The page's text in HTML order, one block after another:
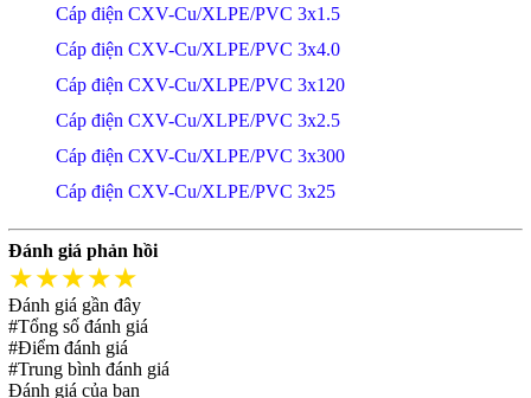
Cáp điện CXV-Cu/XLPE/PVC 3x1.5
Cáp điện CXV-Cu/XLPE/PVC 3x4.0
Cáp điện CXV-Cu/XLPE/PVC 3x120
Cáp điện CXV-Cu/XLPE/PVC 3x2.5
Cáp điện CXV-Cu/XLPE/PVC 3x300
Cáp điện CXV-Cu/XLPE/PVC 3x25
Đánh giá phản hồi
★★★★★
Đánh giá gần đây
#Tổng số đánh giá
#Điểm đánh giá
#Trung bình đánh giá
Đánh giá của bạn